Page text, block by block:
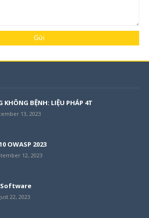
KHÔNG BỆNH: LIỆU PHÁP 4T
13, 2023
OWASP 2023
12, 2023
Software
22, 2023